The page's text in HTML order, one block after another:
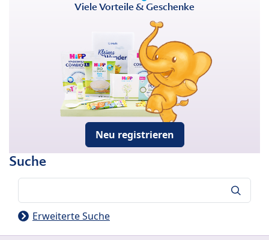
Viele Vorteile & Geschenke
Neu registrieren
Suche
Erweiterte Suche